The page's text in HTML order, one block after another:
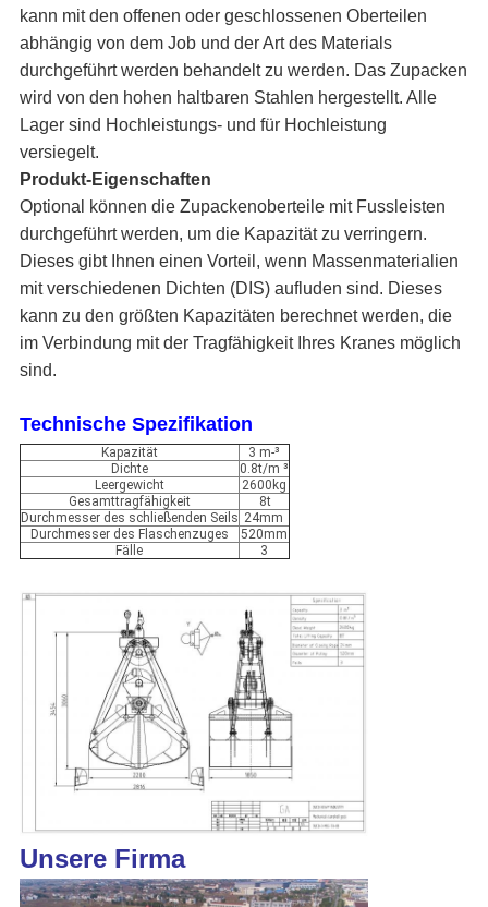
kann mit den offenen oder geschlossenen Oberteilen
abhängig von dem Job und der Art des Materials
durchgeführt werden behandelt zu werden. Das Zupacken
wird von den hohen haltbaren Stahlen hergestellt. Alle
Lager sind Hochleistungs- und für Hochleistung
versiegelt.
Produkt-Eigenschaften
Optional können die Zupackenoberteile mit Fussleisten
durchgeführt werden, um die Kapazität zu verringern.
Dieses gibt Ihnen einen Vorteil, wenn Massenmaterialien
mit verschiedenen Dichten (DIS) aufluden sind. Dieses
kann zu den größten Kapazitäten berechnet werden, die
im Verbindung mit der Tragfähigkeit Ihres Kranes möglich
sind.
Technische Spezifikation
Kapazität
3 m-³
Dichte
0.8t/m ³
Leergewicht
2600kg
Gesamttragfähigkeit
8t
Durchmesser des schließenden Seils 24mm
Durchmesser des Flaschenzuges
520mm
Fälle
3
Unsere Firma